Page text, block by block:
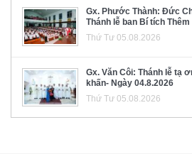
Gx. Phước Thành: Đức
Thánh lễ ban Bí tích
Thứ Tư 05.08.2026
Gx. Văn Côi: Thánh lễ tạ
khấn- Ngày 04.8.2026
Thứ Tư 05.08.2026